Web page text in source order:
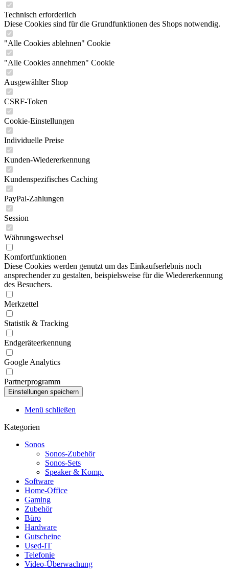
Technisch erforderlich
Diese Cookies sind für die Grundfunktionen des Shops notwendig.
"Alle Cookies ablehnen" Cookie
"Alle Cookies annehmen" Cookie
Ausgewählter Shop
CSRF-Token
Cookie-Einstellungen
Individuelle Preise
Kunden-Wiedererkennung
Kundenspezifisches Caching
PayPal-Zahlungen
Session
Währungswechsel
Komfortfunktionen
Diese Cookies werden genutzt um das Einkaufserlebnis noch
ansprechender zu gestalten, beispielsweise für die Wiedererkennung
des Besuchers.
Merkzettel
Statistik & Tracking
Endgeräteerkennung
Google Analytics
Partnerprogramm
Menü schließen
Kategorien
Sonos
Sonos-Zubehör
Sonos-Sets
Speaker & Komp.
Software
Home-Office
Gaming
Zubehör
Büro
Hardware
Gutscheine
Used-IT
Telefonie
Video-Überwachung